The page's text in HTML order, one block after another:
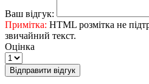
Ваш відгук:
Примітка: HTML розмітка не
звичайний текст.
Оцінка
Відправити відгук